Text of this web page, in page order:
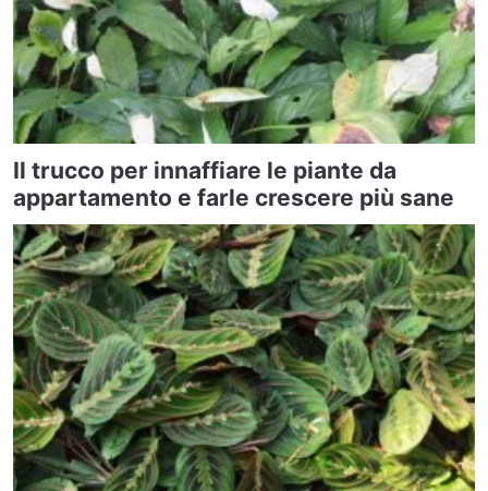
Il trucco per innaffiare le piante da
appartamento e farle crescere più sane